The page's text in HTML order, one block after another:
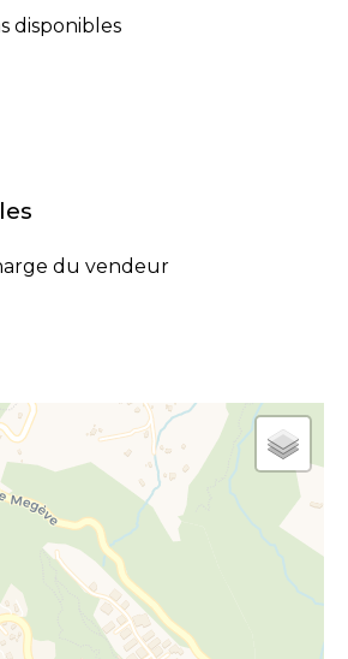
disponibles
du vendeur